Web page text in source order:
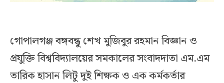
গোপালগঞ্জ বঙ্গবন্ধু শেখ মুজিবুর রহমান বিজ্ঞান ও
প্রযুক্তি বিশ্ববিদ্যালয়ের সমকালের সংবাদদাতা এম.এম
তারিক হাসান লিটু দুই শিক্ষক ও এক কর্মকর্তার